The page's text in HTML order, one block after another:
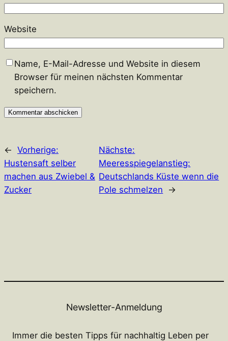
Website
Name, E-Mail-Adresse und Website in diesem
Browser für meinen nächsten Kommentar
speichern.
← Vorherige:
Hustensaft selber
machen aus Zwiebel &
Zucker
Nächste:
Meeresspiegelanstieg:
Deutschlands Küste wenn die
Pole schmelzen
→
Newsletter-Anmeldung
Immer die besten Tipps für nachhaltig Leben per